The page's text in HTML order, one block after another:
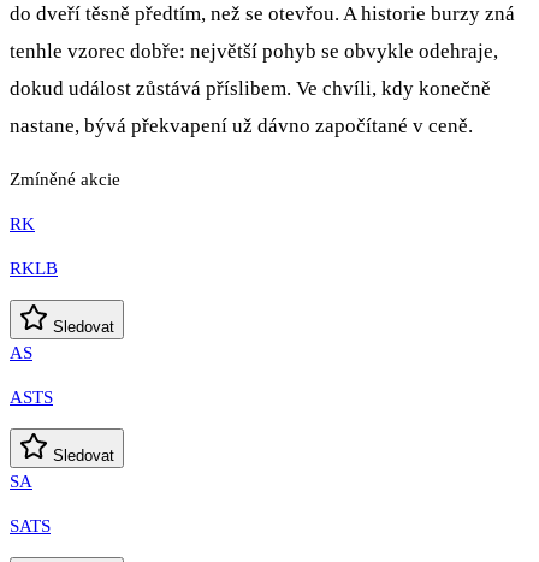
do dveří těsně předtím, než se otevřou. A historie burzy zná
tenhle vzorec dobře: největší pohyb se obvykle odehraje,
dokud událost zůstává příslibem. Ve chvíli, kdy konečně
nastane, bývá překvapení už dávno započítané v ceně.
Zmíněné akcie
RK
RKLB
Sledovat
AS
ASTS
Sledovat
SA
SATS